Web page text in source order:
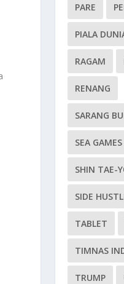
PARE
PIALA
RAGAM
RENANG
SARANG
SEA
SHIN TAE-
SIDE
TABLET
TIMNAS
TRUMP